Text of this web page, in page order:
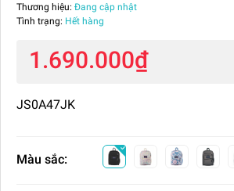
Thương hiệu: Đang cập nhật
Tình trạng: Hết hàng
1.690.000₫
JS0A47JK
Màu sắc: